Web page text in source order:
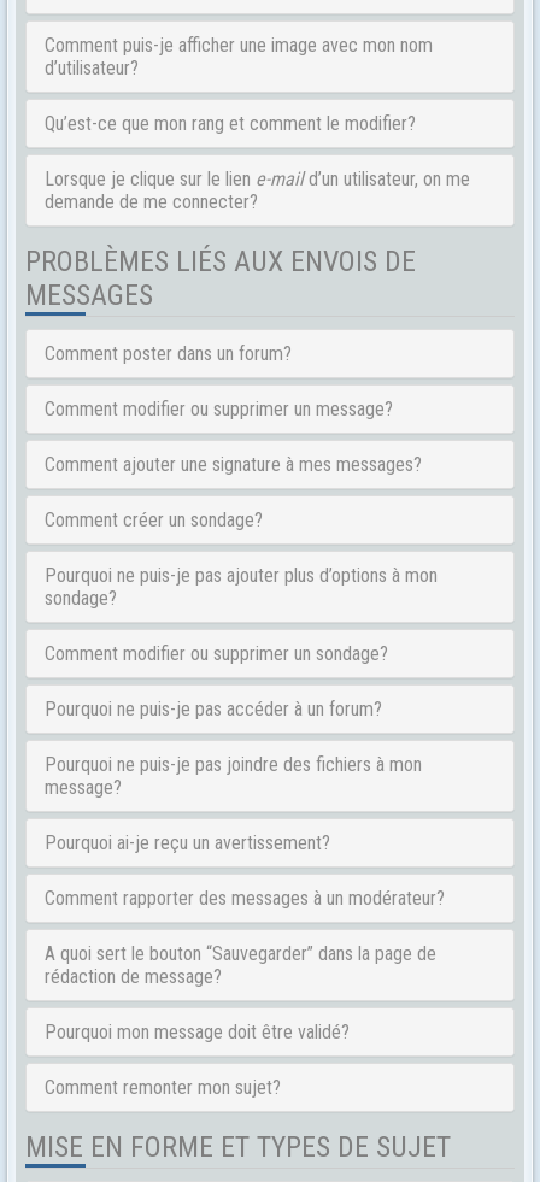
Comment puis-je afficher une image avec mon nom
d’utilisateur?
Qu’est-ce que mon rang et comment le modifier?
Lorsque je clique sur le lien e-maild’un utilisateur, on me
demande de me connecter?
PROBLÈMES LIÉS AUX ENVOIS DE
MESSAGES
Comment poster dans un forum?
Comment modifier ou supprimer un message?
Comment ajouter une signature à mes messages?
Comment créer un sondage?
Pourquoi ne puis-je pas ajouter plus d’options à mon
sondage?
Comment modifier ou supprimer un sondage?
Pourquoi ne puis-je pas accéder à un forum?
Pourquoi ne puis-je pas joindre des fichiers à mon
message?
Pourquoi ai-je reçu un avertissement?
Comment rapporter des messages à un modérateur?
A quoi sert le bouton “Sauvegarder” dans la page de
rédaction de message?
Pourquoi mon message doit être validé?
Comment remonter mon sujet?
MISE EN FORME ET TYPES DE SUJET